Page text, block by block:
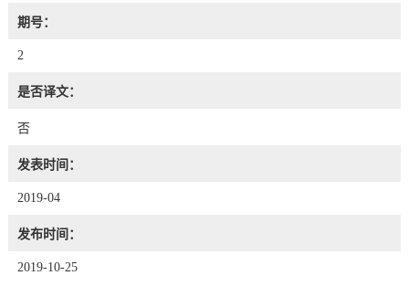
期号：
2
是否译文：
否
发表时间：
2019-04
发布时间：
2019-10-25